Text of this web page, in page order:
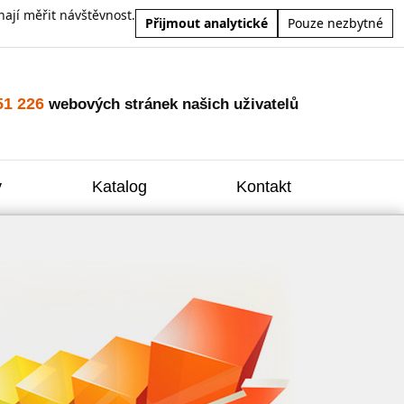
měřit návštěvnost.
Přijmout analytické Pouze nezbytné
226 webových stránek našich uživatelů
Katalog Kontakt